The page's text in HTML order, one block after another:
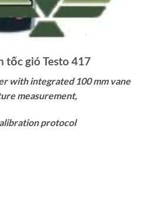
tốc gió Testo 417
with integrated 100 mm vane
measurement,
protocol